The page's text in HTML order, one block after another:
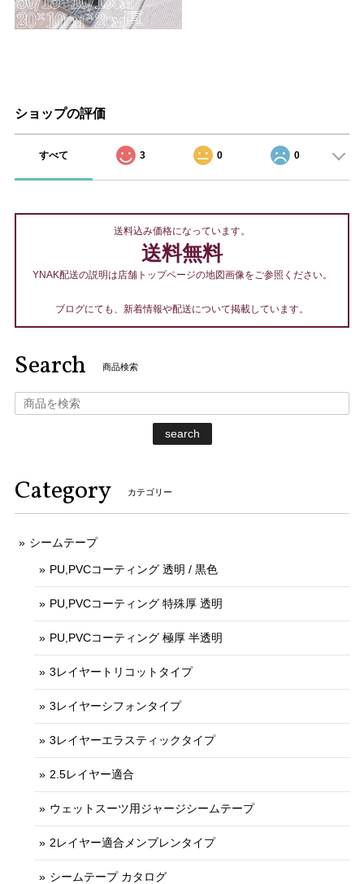
ショップの評価
すべて 3 0 0
送料込み価格になっています。
送料無料
YNAK配送の説明は店舗トップページの地図画像をご参照ください。
ブログにても、新着情報や配送について掲載しています。
Search 商品検索
search
Category カテゴリー
シームテープ
PU,PVCコーティング 透明 / 黒色
PU,PVCコーティング 特殊厚 透明
PU,PVCコーティング 極厚 半透明
3レイヤートリコットタイプ
3レイヤーシフォンタイプ
3レイヤーエラスティックタイプ
2.5レイヤー適合
ウェットスーツ用ジャージシームテープ
2レイヤー適合メンブレンタイプ
シームテープ カタログ